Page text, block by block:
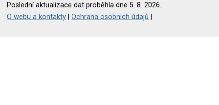
Poslední aktualizace dat proběhla dne 5. 8. 2026.
O webu a kontakty |Ochrana osobních údajů